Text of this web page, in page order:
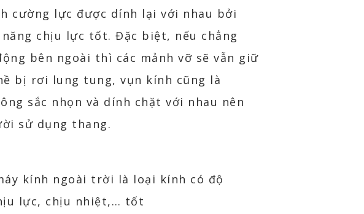
cường lực được dính lại với nhau bởi
chịu lực tốt. Đặc biệt, nếu chẳng
bên ngoài thì các mảnh vỡ sẽ vẫn giữ
bị rơi lung tung, vụn kính cũng là
sắc nhọn và dính chặt với nhau nên
sử dụng thang.
kính ngoài trời là loại kính có độ
lực, chịu nhiệt,… tốt